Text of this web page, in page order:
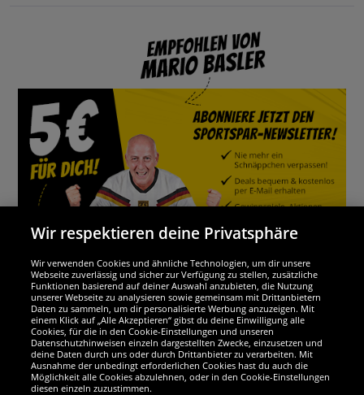
Wir sind ausgezeichnet
Wir respektieren deine Privatsphäre
Wir verwenden Cookies und ähnliche Technologien, um dir unsere
Webseite zuverlässig und sicher zur Verfügung zu stellen, zusätzliche
Funktionen basierend auf deiner Auswahl anzubieten, die Nutzung
unserer Webseite zu analysieren sowie gemeinsam mit Drittanbietern
Daten zu sammeln, um dir personalisierte Werbung anzuzeigen. Mit
einem Klick auf „Alle Akzeptieren“ gibst du deine Einwilligung alle
Cookies, für die in den Cookie-Einstellungen und unseren
Datenschutzhinweisen einzeln dargestellten Zwecke, einzusetzen und
deine Daten durch uns oder durch Drittanbieter zu verarbeiten. Mit
Ausnahme der unbedingt erforderlichen Cookies hast du auch die
Möglichkeit alle Cookies abzulehnen, oder in den Cookie-Einstellungen
diesen einzeln zuzustimmen.